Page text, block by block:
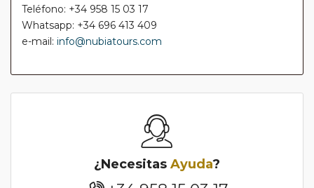
Teléfono: +34 958 15 03 17
Whatsapp: +34 696 413 409
e-mail: info@nubiatours.com
¿Necesitas Ayuda?